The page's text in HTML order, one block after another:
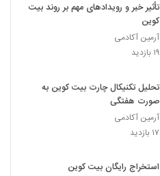
تأثیر خبر و رویدادهای مهم بر روند بیت
کوین
آرمین آکادمی
۱۹ بازدید
تحلیل تکنیکال چارت بیت کوین به
صورت هفتگی
آرمین آکادمی
۱۷ بازدید
استخراج رایگان بیت کوین